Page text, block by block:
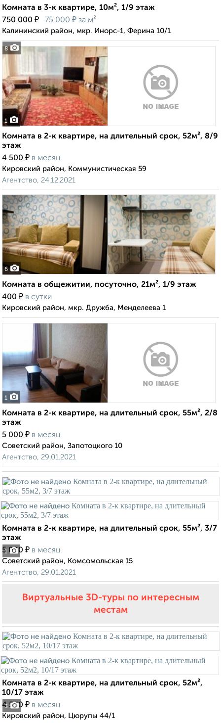
8
Комната в 3-к квартире, 10м², 1/9 этаж
750 000 ₽ 75 000 ₽ за м²
Калининский район, мкр. Инорс-1, Ферина 10/1
1
Комната в 2-к квартире, на длительный срок, 52м², 8/9
этаж
4 500 ₽ в месяц
Кировский район, Коммунистическая 59
Агентство, 24.12.2021
6
Комната в общежитии, посуточно, 21м², 1/9 этаж
400 ₽ в сутки
Кировский район, мкр. Дружба, Менделеева 1
1
Комната в 2-к квартире, на длительный срок, 55м², 2/8
этаж
5 000 ₽ в месяц
Советский район, Запотоцкого 10
Агентство, 29.01.2021
1
Комната в 2-к квартире, на длительный срок, 55м², 3/7
этаж
5 000 ₽ в месяц
Советский район, Комсомольская 15
Агентство, 29.01.2021
Виртуальные 3D-туры по интересным
местам
3
Комната в 2-к квартире, на длительный срок, 52м²,
10/17 этаж
4 500 ₽ в месяц
Кировский район, Цюрупы 44/1